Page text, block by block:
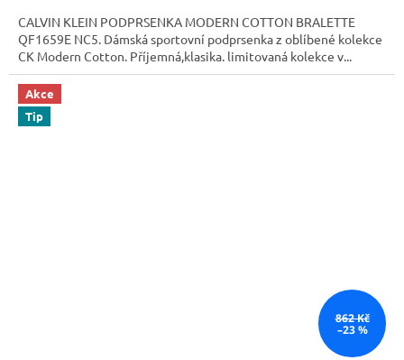
CALVIN KLEIN PODPRSENKA MODERN COTTON BRALETTE
QF1659E NC5. Dámská sportovní podprsenka z oblíbené kolekce
CK Modern Cotton. Příjemná,klasika. limitovaná kolekce v...
Akce
Tip
862 Kč
–23 %